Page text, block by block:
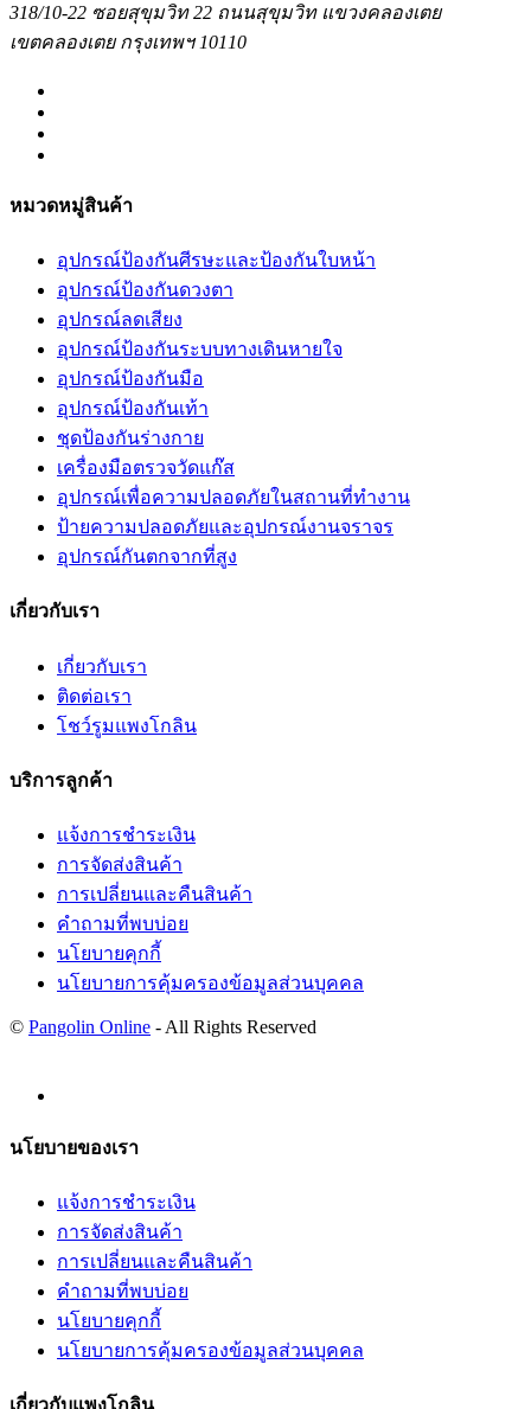
318/10-22 ซอยสุขุมวิท 22 ถนนสุขุมวิท แขวงคลองเตย
เขตคลองเตย กรุงเทพฯ 10110
หมวดหมู่สินค้า
อุปกรณ์ป้องกันศีรษะและป้องกันใบหน้า
อุปกรณ์ป้องกันดวงตา
อุปกรณ์ลดเสียง
อุปกรณ์ป้องกันระบบทางเดินหายใจ
อุปกรณ์ป้องกันมือ
อุปกรณ์ป้องกันเท้า
ชุดป้องกันร่างกาย
เครื่องมือตรวจวัดแก๊ส
อุปกรณ์เพื่อความปลอดภัยในสถานที่ทำงาน
ป้ายความปลอดภัยและอุปกรณ์งานจราจร
อุปกรณ์กันตกจากที่สูง
เกี่ยวกับเรา
เกี่ยวกับเรา
ติดต่อเรา
โชว์รูมแพงโกลิน
บริการลูกค้า
แจ้งการชำระเงิน
การจัดส่งสินค้า
การเปลี่ยนและคืนสินค้า
คำถามที่พบบ่อย
นโยบายคุกกี้
นโยบายการคุ้มครองข้อมูลส่วนบุคคล
© Pangolin Online - All Rights Reserved
นโยบายของเรา
แจ้งการชำระเงิน
การจัดส่งสินค้า
การเปลี่ยนและคืนสินค้า
คำถามที่พบบ่อย
นโยบายคุกกี้
นโยบายการคุ้มครองข้อมูลส่วนบุคคล
เกี่ยวกับแพงโกลิน